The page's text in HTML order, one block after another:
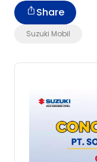
Suzuki Mobil
Share